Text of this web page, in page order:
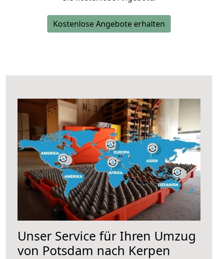
Kostenlose Angebote erhalten
Unser Service für Ihren Umzug
von Potsdam nach Kerpen